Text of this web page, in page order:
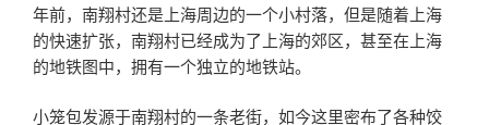
年前，南翔村还是上海周边的一个小村落，但是随着上海
的快速扩张，南翔村已经成为了上海的郊区，甚至在上海
的地铁图中，拥有一个独立的地铁站。
小笼包发源于南翔村的一条老街，如今这里密布了各种饺